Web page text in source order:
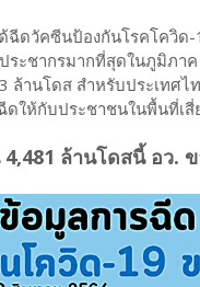
ฉีดวัคซีนป้องกันโรคโควิ
ะชากรมากที่สุดในภูมิภา
ล้านโดส สำหรับประเทศ
ให้กับประชาชนในพื้นที่เ
ล้านโดสนี้ อว.